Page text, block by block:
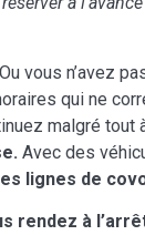
vous n’avez
qui ne
malgré tout
Avec des
lignes de
rendez à